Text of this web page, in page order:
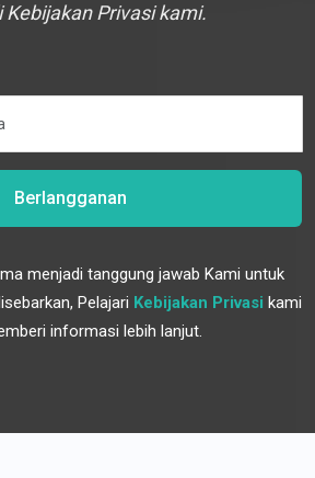
Kebijakan Privasi kami.
Berlangganan
menjadi tanggung jawab Kami untuk
Pelajari Kebijakan Privasi kami
informasi lebih lanjut.